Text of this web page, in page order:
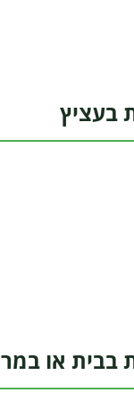
בעציץ
בבית או